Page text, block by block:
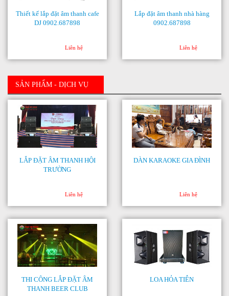
Thiết kế lắp đặt âm thanh cafe
DJ 0902.687898
Liên hệ
Lắp đặt âm thanh nhà hàng
0902.687898
Liên hệ
SẢN PHẨM - DỊCH VỤ
LẮP ĐẶT ÂM THANH HỘI
TRƯỜNG
Liên hệ
DÀN KARAOKE GIA ĐÌNH
Liên hệ
THI CÔNG LẮP ĐẶT ÂM
THANH BEER CLUB
LOA HỎA TIỄN